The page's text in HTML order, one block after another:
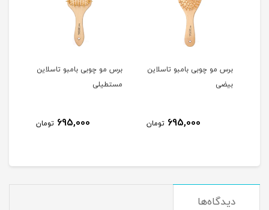
برس مو چوبی بامبو تاسلاین
بیضی
695,000 تومان
برس مو چوبی بامبو تاسلاین
مستطیلی
695,000 تومان
دیدگاه‌ها